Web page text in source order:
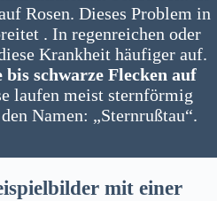
Rosen. Dieses Problem in
. In regenreichen oder
Krankheit häufiger auf.
bis schwarze Flecken auf
laufen meist sternförmig
Namen: „Sternrußtau“.
mit einer